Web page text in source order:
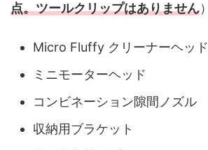
点。ツールクリップはありません）
Micro Fluffy クリーナーヘッド
ミニモーターヘッド
コンビネーション隙間ノズル
収納用ブラケット